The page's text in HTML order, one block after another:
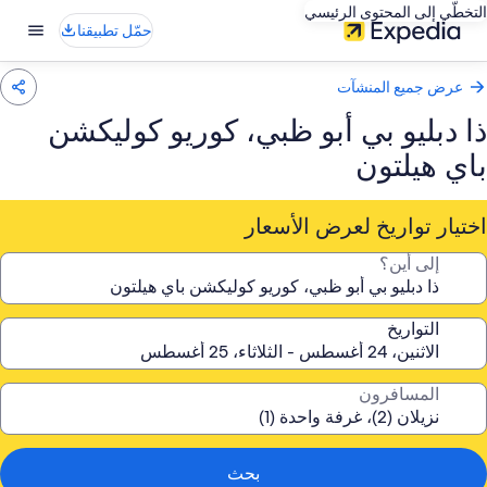
التخطّي إلى المحتوى الرئيسي
حمّل تطبيقنا
عرض جميع المنشآت
ذا دبليو بي أبو ظبي، كوريو كوليكشن
باي هيلتون
اختيار تواريخ لعرض الأسعار
إلى أين؟
التواريخ
المسافرون
بحث